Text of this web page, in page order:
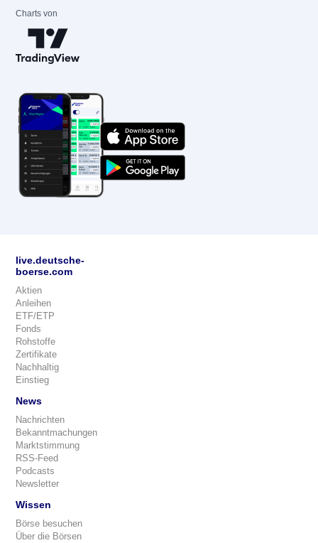
Charts von
live.deutsche-
boerse.com
Aktien
Anleihen
ETF/ETP
Fonds
Rohstoffe
Zertifikate
Nachhaltig
Einstieg
News
Nachrichten
Bekanntmachungen
Marktstimmung
RSS-Feed
Podcasts
Newsletter
Wissen
Börse besuchen
Über die Börsen